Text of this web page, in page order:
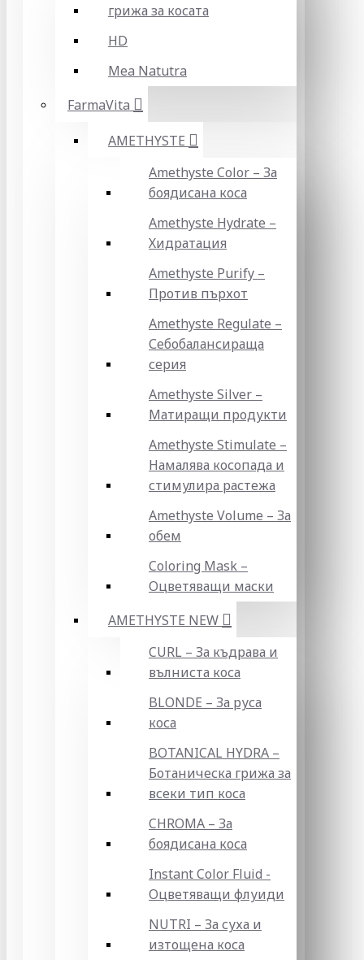
грижа за косата
HD
Mea Natutra
FarmaVita
AMETHYSTE
Amethyste Color – За
боядисана коса
Amethyste Hydrate –
Хидратация
Amethyste Purify –
Против пърхот
Amethyste Regulate –
Себобалансираща
серия
Amethyste Silver –
Матиращи продукти
Amethyste Stimulate –
Намалява косопада и
стимулира растежа
Amethyste Volume – За
обем
Coloring Mask –
Оцветяващи маски
AMETHYSTE NEW
CURL – За къдрава и
вълниста коса
BLONDE – За руса
коса
BOTANICAL HYDRA –
Ботаническа грижа за
всеки тип коса
CHROMA – За
боядисана коса
Instant Color Fluid -
Оцветяващи флуиди
NUTRI – За суха и
изтощена коса